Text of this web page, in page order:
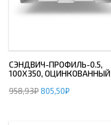
СЭНДВИЧ-ПРОФИЛЬ-0.5,
100Х350, ОЦИНКОВАННЫЙ
958,93₽805,50₽